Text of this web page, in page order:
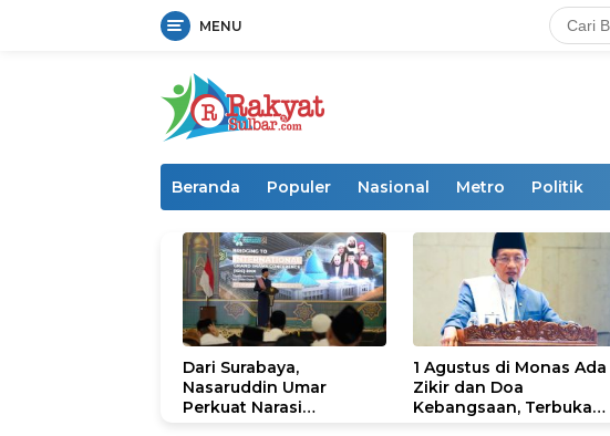
MENU
Beranda Populer Nasional Metro Politik
Dari Surabaya,
Nasaruddin Umar
Perkuat Narasi
1 Agustus di Monas Ada
Zikir dan Doa
Kebangsaan, Terbuka